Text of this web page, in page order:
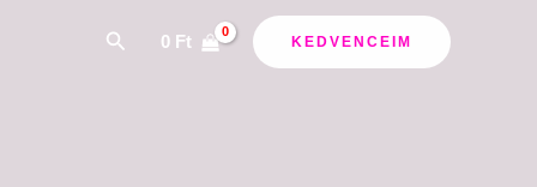
Search
0 Ft KEDVENCEIM